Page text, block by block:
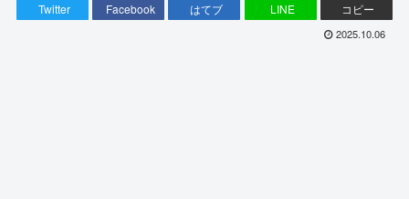
Twitter Facebook はてブ LINE コピー
2025.10.06